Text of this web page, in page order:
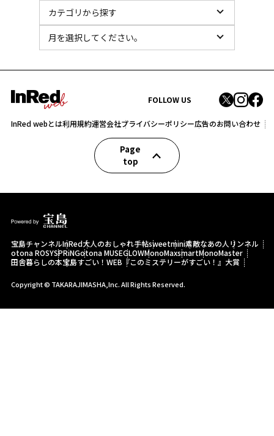
FOLLOW US
InRed webとは利用規約運営会社プライバシーポリシー広告のお問い合わせ
Page
top
宝島チャンネルInRed大人のおしゃれ手帖sweetmini素敵なあの人 リンネル
otona ROSYSPRiNGotona MUSEGLOWMonoMaxsmartMonoMaster
田舎暮らしの本宝島すごい！WEB 『このミステリーがすごい！』大賞
Copyright © TAKARAJIMASHA,Inc. All Rights Reserved.